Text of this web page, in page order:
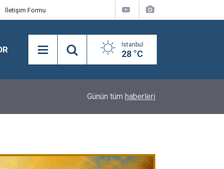
İletişim Formu
İstanbul
28 °C
Semra Dinçer, Kapıkule Sınır Kapısı'nda
Günün tüm haberleri